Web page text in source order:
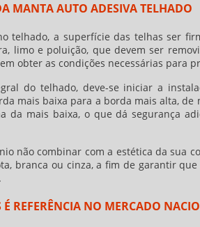
MANTA AUTO ADESIVA TELHADO
telhado, a superfície das telhas ser
limo e poluição, que devem ser
obter as condições necessárias para
do telhado, deve-se iniciar a
mais baixa para a borda mais alta, de
da mais baixa, o que dá segurança
não combinar com a estética da sua
branca ou cinza, a fim de garantir
É REFERÊNCIA NO MERCADO